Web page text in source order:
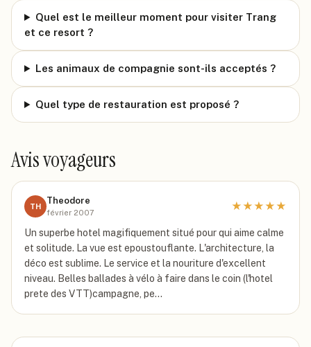
Quel est le meilleur moment pour visiter Trang
et ce resort ?
Les animaux de compagnie sont-ils acceptés ?
Quel type de restauration est proposé ?
Avis voyageurs
TH
Theodore
février 2007
★★★★★
Un superbe hotel magifiquement situé pour qui aime calme
et solitude. La vue est epoustouflante. L'architecture, la
déco est sublime. Le service et la nouriture d'excellent
niveau. Belles ballades à vélo à faire dans le coin (l'hotel
prete des VTT)campagne, pe…